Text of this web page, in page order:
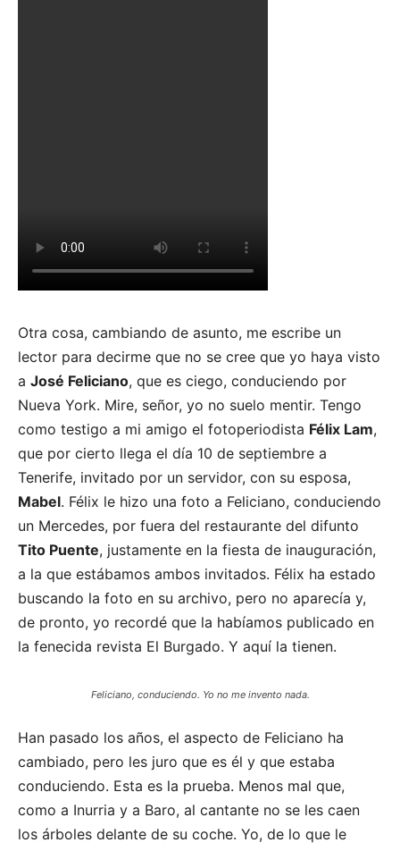
Otra cosa, cambiando de asunto, me escribe un
lector para decirme que no se cree que yo haya visto
a José Feliciano, que es ciego, conduciendo por
Nueva York. Mire, señor, yo no suelo mentir. Tengo
como testigo a mi amigo el fotoperiodista Félix Lam,
que por cierto llega el día 10 de septiembre a
Tenerife, invitado por un servidor, con su esposa,
Mabel. Félix le hizo una foto a Feliciano, conduciendo
un Mercedes, por fuera del restaurante del difunto
Tito Puente, justamente en la fiesta de inauguración,
a la que estábamos ambos invitados. Félix ha estado
buscando la foto en su archivo, pero no aparecía y,
de pronto, yo recordé que la habíamos publicado en
la fenecida revista El Burgado. Y aquí la tienen.
Feliciano, conduciendo. Yo no me invento nada.
Han pasado los años, el aspecto de Feliciano ha
cambiado, pero les juro que es él y que estaba
conduciendo. Esta es la prueba. Menos mal que,
como a Inurria y a Baro, al cantante no se les caen
los árboles delante de su coche. Yo, de lo que le